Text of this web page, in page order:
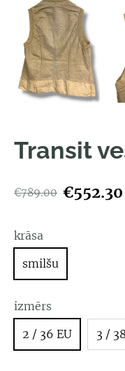
Transit
€789.00 €552.30
krāsa
smilšu
izmērs
2 / 36 EU
3 /